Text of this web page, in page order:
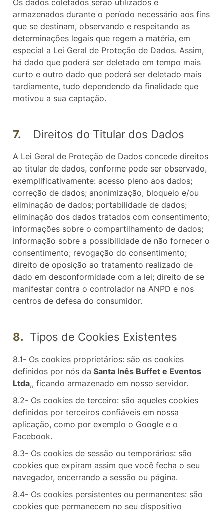
Os dados coletados serão utilizados e
armazenados durante o período necessário aos fins
que se destinam, observando e respeitando as
determinações legais que regem a matéria, em
especial a Lei Geral de Proteção de Dados. Assim,
há dado que poderá ser deletado em tempo mais
curto e outro dado que poderá ser deletado mais
tardiamente, tudo dependendo da finalidade que
motivou a sua captação.
7. Direitos do Titular dos Dados
A Lei Geral de Proteção de Dados concede direitos
ao titular de dados, conforme pode ser observado,
exemplificativamente: acesso pleno aos dados;
correção de dados; anonimização, bloqueio e/ou
eliminação de dados; portabilidade de dados;
eliminação dos dados tratados com consentimento;
informações sobre o compartilhamento de dados;
informação sobre a possibilidade de não fornecer o
consentimento; revogação do consentimento;
direito de oposição ao tratamento realizado de
dado em desconformidade com a lei; direito de se
manifestar contra o controlador na ANPD e nos
centros de defesa do consumidor.
8. Tipos de Cookies Existentes
8.1- Os cookies proprietários: são os cookies
definidos por nós da Santa Inês Buffet e Eventos
Ltda,, ficando armazenado em nosso servidor.
8.2- Os cookies de terceiro: são aqueles cookies
definidos por terceiros confiáveis em nossa
aplicação, como por exemplo o Google e o
Facebook.
8.3- Os cookies de sessão ou temporários: são
cookies que expiram assim que você fecha o seu
navegador, encerrando a sessão ou página.
8.4- Os cookies persistentes ou permanentes: são
cookies que permanecem no seu dispositivo